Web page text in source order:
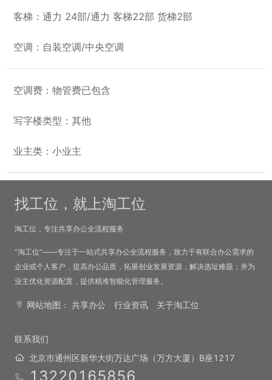
客梯：通力 24部/通力 客梯22部 货梯2部
空调：自装空调/中央空调
空调费：物管费已包含
写字楼类型：其他
业主类：小业主
找工位，就上淘工位
淘工位，专注共享办公全流程服务
“淘工位”——专注于一站式共享办公全流程服务，致力于有联合办公需求的
企业或个人客户，提高办公品质，拓展创业发展资源，解决选址难题；并为
业主优化资源配置，提供精准智能化管理服务。
网站地图： 共享办公 行业资讯 关于淘工位
联系我们
北京市通州区新华大街万达广场（万方大厦）B座1217
13220165856